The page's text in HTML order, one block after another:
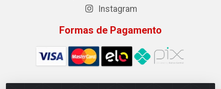
Instagram
Formas de Pagamento